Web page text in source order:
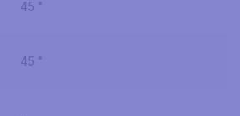
45 °
45 °